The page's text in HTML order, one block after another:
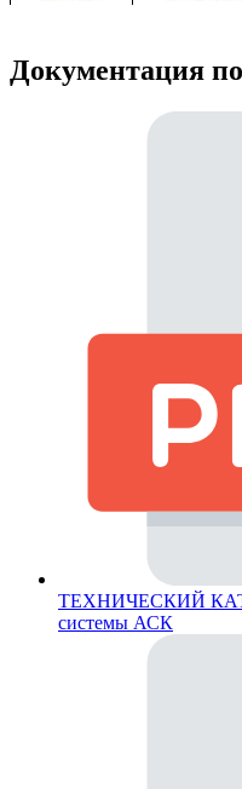
Документация
ТЕХНИЧЕСКИЙ
системы АСК